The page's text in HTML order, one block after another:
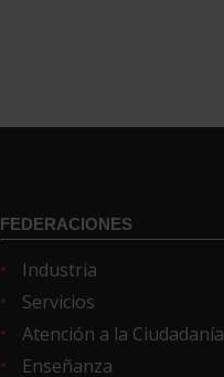
FEDERACIONES
Industria
Servicios
Atención a la Ciudadanía
Enseñanza